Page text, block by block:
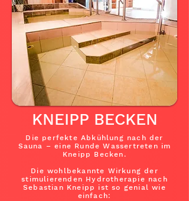
KNEIPP BECKEN
Die perfekte Abkühlung nach der
Sauna – eine Runde Wassertreten im
Kneipp Becken.
Die wohlbekannte Wirkung der
stimulierenden Hydrotherapie nach
Sebastian Kneipp ist so genial wie
einfach: